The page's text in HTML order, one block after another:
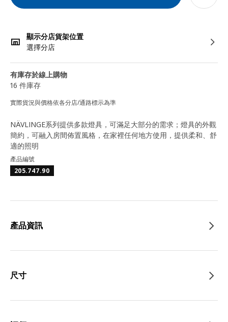
顯示分店貨架位置
選擇分店
有庫存於線上購物
16 件庫存
實際貨況與價格依各分店/通路標示為準
NÄVLINGE系列提供多款燈具，可滿足大部分的需求；燈具的外觀
簡約，可融入房間佈置風格，在家裡任何地方使用，提供柔和、舒
適的照明
產品編號
205.747.90
產品資訊
尺寸